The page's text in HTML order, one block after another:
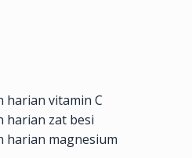
harian vitamin C
harian zat besi
harian magnesium